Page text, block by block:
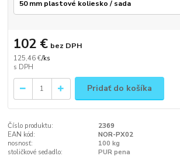
125,46 €/ks
102 € bez DPH
Pridať do košíka
Číslo produktu:
2369
EAN kód:
NOR-PX02
nosnosť:
100 kg
stoličkové sedadlo:
PUR pena